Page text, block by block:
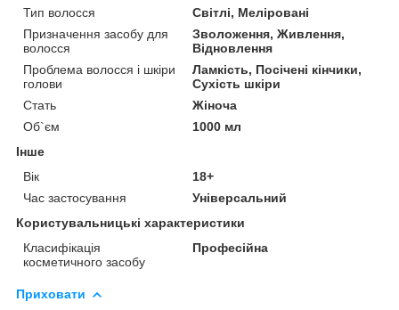
Тип волосся
Світлі, Меліровані
Призначення засобу для
волосся
Зволоження, Живлення,
Відновлення
Проблема волосся і шкіри
голови
Ламкість, Посічені кінчики,
Сухість шкіри
Стать
Жіноча
Об`єм
1000 мл
Інше
Вік
18+
Час застосування
Універсальний
Користувальницькі характеристики
Класифікація
косметичного засобу
Професійна
Приховати